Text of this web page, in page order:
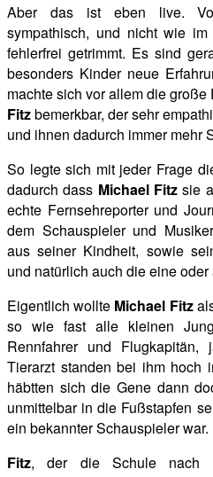
Aber das ist eben live.
sympathisch, und nicht wie
fehlerfrei getrimmt. Es sind
besonders Kinder neue
machte sich vor allem die große
Fitzbemerkbar, der sehr
und ihnen dadurch immer mehr
So legte sich mit jeder Frage
dadurch dass Michael Fitz sie
echte Fernsehreporter und
dem Schauspieler und
aus seiner Kindheit, sowie
und natürlich auch die eine
Eigentlich wollte Michael Fitz
so wie fast alle kleinen
Rennfahrer und
Tierarzt standen bei ihm hoch
häbtten sich die Gene dann
unmittelbar in die Fußstapfen
ein bekannter Schauspieler war.
Fitz, der die Schule nach